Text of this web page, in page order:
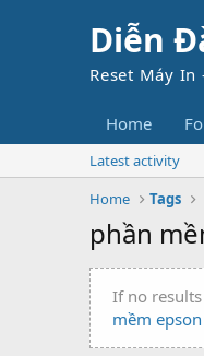
Diễn
Reset Máy
Home
Latest activity
Home
Tags
phần
If no
mềm